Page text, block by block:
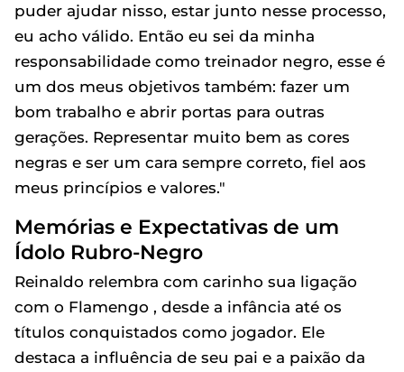
puder ajudar nisso, estar junto nesse processo,
eu acho válido. Então eu sei da minha
responsabilidade como treinador negro, esse é
um dos meus objetivos também: fazer um
bom trabalho e abrir portas para outras
gerações. Representar muito bem as cores
negras e ser um cara sempre correto, fiel aos
meus princípios e valores."
Memórias e Expectativas de um
Ídolo Rubro-Negro
Reinaldo relembra com carinho sua ligação
com o Flamengo , desde a infância até os
títulos conquistados como jogador. Ele
destaca a influência de seu pai e a paixão da